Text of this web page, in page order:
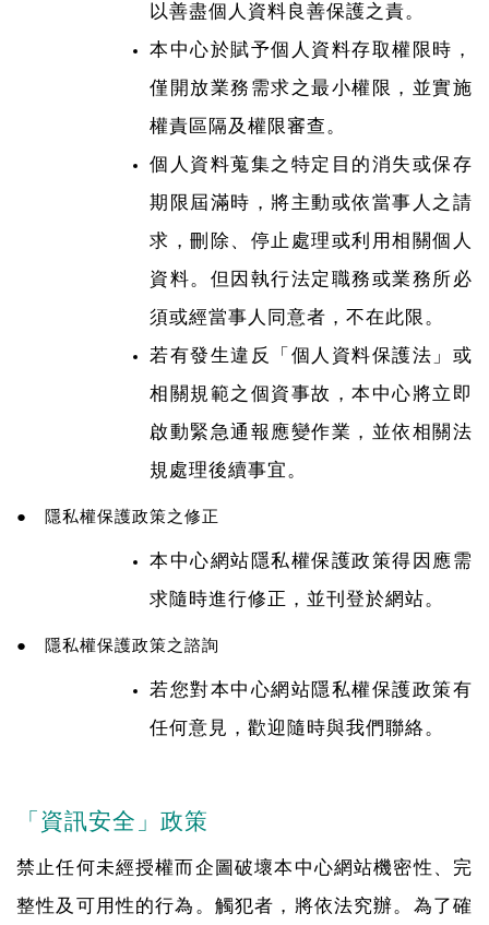
以善盡個人資料良善保護之責。
本中心於賦予個人資料存取權限時，
僅開放業務需求之最小權限，並實施
權責區隔及權限審查。
個人資料蒐集之特定目的消失或保存
期限屆滿時，將主動或依當事人之請
求，刪除、停止處理或利用相關個人
資料。但因執行法定職務或業務所必
須或經當事人同意者，不在此限。
若有發生違反「個人資料保護法」或
相關規範之個資事故，本中心將立即
啟動緊急通報應變作業，並依相關法
規處理後續事宜。
● 隱私權保護政策之修正
本中心網站隱私權保護政策得因應需
求隨時進行修正，並刊登於網站。
● 隱私權保護政策之諮詢
若您對本中心網站隱私權保護政策有
任何意見，歡迎隨時與我們聯絡。
「資訊安全」政策
禁止任何未經授權而企圖破壞本中心網站機密性、完
整性及可用性的行為。觸犯者，將依法究辦。為了確